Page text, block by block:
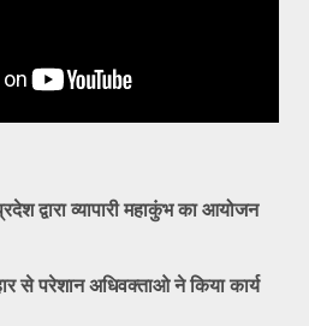
द्वारा व्यापारी महाकुंभ का आयोजन
से परेशान अधिवक्ताओ ने किया कार्य